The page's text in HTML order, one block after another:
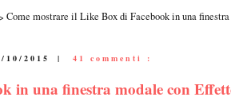
Come mostrare il Like Box di Facebook in una
10/2015 | 41 commenti :
in una finestra modale con